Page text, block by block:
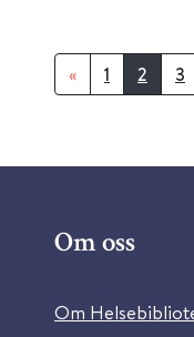
« 1 2 3
Om oss
Om